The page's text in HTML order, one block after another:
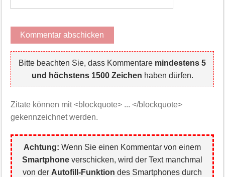
Bitte beachten Sie, dass Kommentare mindestens 5
und höchstens 1500 Zeichen haben dürfen.
Zitate können mit <blockquote> ... </blockquote>
gekennzeichnet werden.
Achtung: Wenn Sie einen Kommentar von einem
Smartphone verschicken, wird der Text manchmal
von der Autofill-Funktion des Smartphones durch